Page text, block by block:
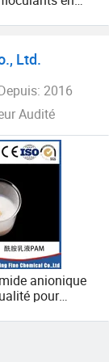
SVHC
Ltd.
2016
Audité
anionique
pour
eaux usées